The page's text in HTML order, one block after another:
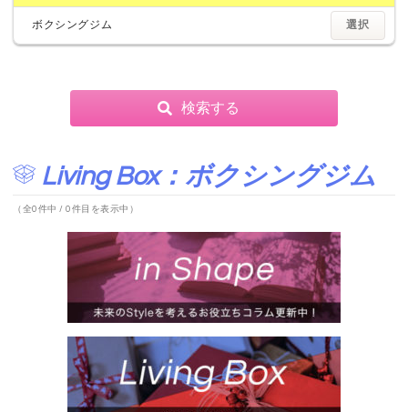
ボクシングジム 選択
検索する
Living Box：ボクシングジム
（全0件中 / 0件目を表示中）